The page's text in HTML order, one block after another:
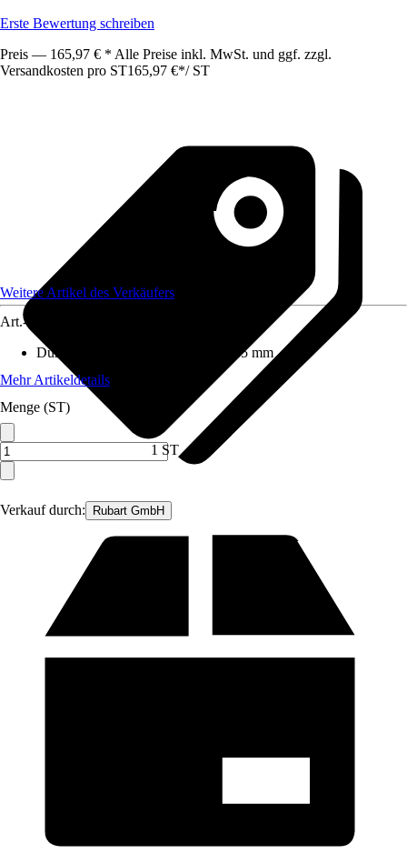
Erste Bewertung schreiben
Preis — 165,97 € * Alle Preise inkl. MwSt. und ggf. zzgl.
Versandkosten pro ST165,97 €*/ ST
Verkauf durch: Rubart GmbH
Weitere Artikel des Verkäufers
Art.-Nr.
Durchmesser (von - bis)
65 mm - 65 mm
Mehr Artikeldetails
Menge (ST)
1 ST